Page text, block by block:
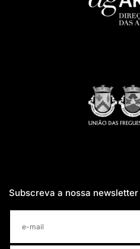
Subscreva a nossa newsletter